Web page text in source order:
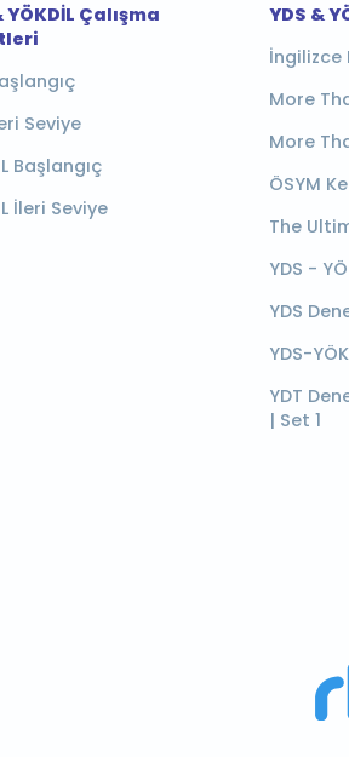
YÖKDİL Çalışma
Seviye
Başlangıç
İleri Seviye
YDS &
İngilizce
More
More
ÖSYM
The
YDS -
YDS
YDS-
YDT
| Set 1